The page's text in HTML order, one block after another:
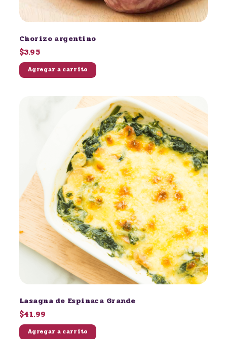
Chorizo argentino
$3.95
Agregar a carrito
Lasagna de Espinaca Grande
$41.99
Agregar a carrito